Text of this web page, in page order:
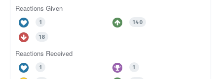
Reactions Given
1 140
18
Reactions Received
1 1